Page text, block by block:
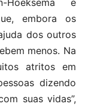
Hoeksema e
embora os
dos outros
menos. Na
atritos em
dizendo
suas vidas”,